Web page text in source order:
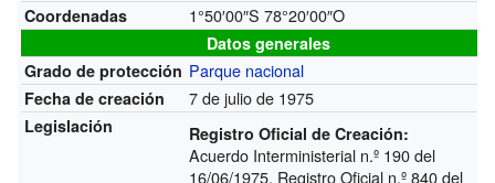
Coordenadas 1°50′00″S 78°20′00″O
Datos generales
Grado de protección Parque nacional
Fecha de creación 7 de julio de 1975
Legislación Registro Oficial de Creación:
Acuerdo Interministerial n.º 190 del
16/06/1975, Registro Oficial n.º 840 del